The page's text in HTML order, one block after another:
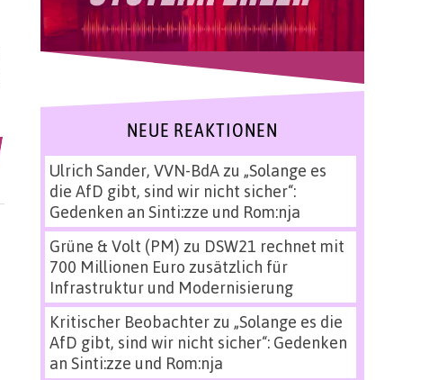
NEUE REAKTIONEN
Ulrich Sander, VVN-BdAzu „Solange es
die AfD gibt, sind wir nicht sicher“:
Gedenken an Sinti:zze und Rom:nja
Grüne & Volt (PM) zu DSW21 rechnet mit
700 Millionen Euro zusätzlich für
Infrastruktur und Modernisierung
Kritischer Beobachterzu „Solange es die
AfD gibt, sind wir nicht sicher“: Gedenken
an Sinti:zze und Rom:nja